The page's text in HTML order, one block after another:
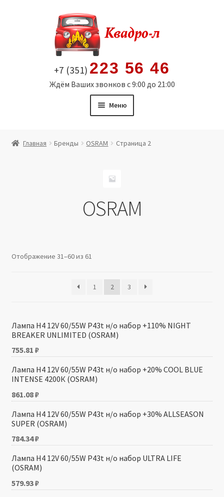
содержимому
+7 (351) 223 56 46
Ждём Ваших звонков с 9:00 до 21:00
Меню
Политика в отношении обработки персональных
Главная Бренды OSRAM Страница 2
OSRAM
Отображение 31–60 из 61
1 2 3
Лампа H4 12V 60/55W P43t н/о набор +110% NIGHT
BREAKER UNLIMITED (OSRAM)
755.81 ₽
Лампа H4 12V 60/55W P43t н/о набор +20% COOL BLUE
INTENSE 4200К (OSRAM)
861.08₽
Лампа H4 12V 60/55W P43t н/о набор +30% ALLSEASON
SUPER (OSRAM)
784.34₽
Лампа H4 12V 60/55W P43t н/о набор ULTRA LIFE
(OSRAM)
579.93₽